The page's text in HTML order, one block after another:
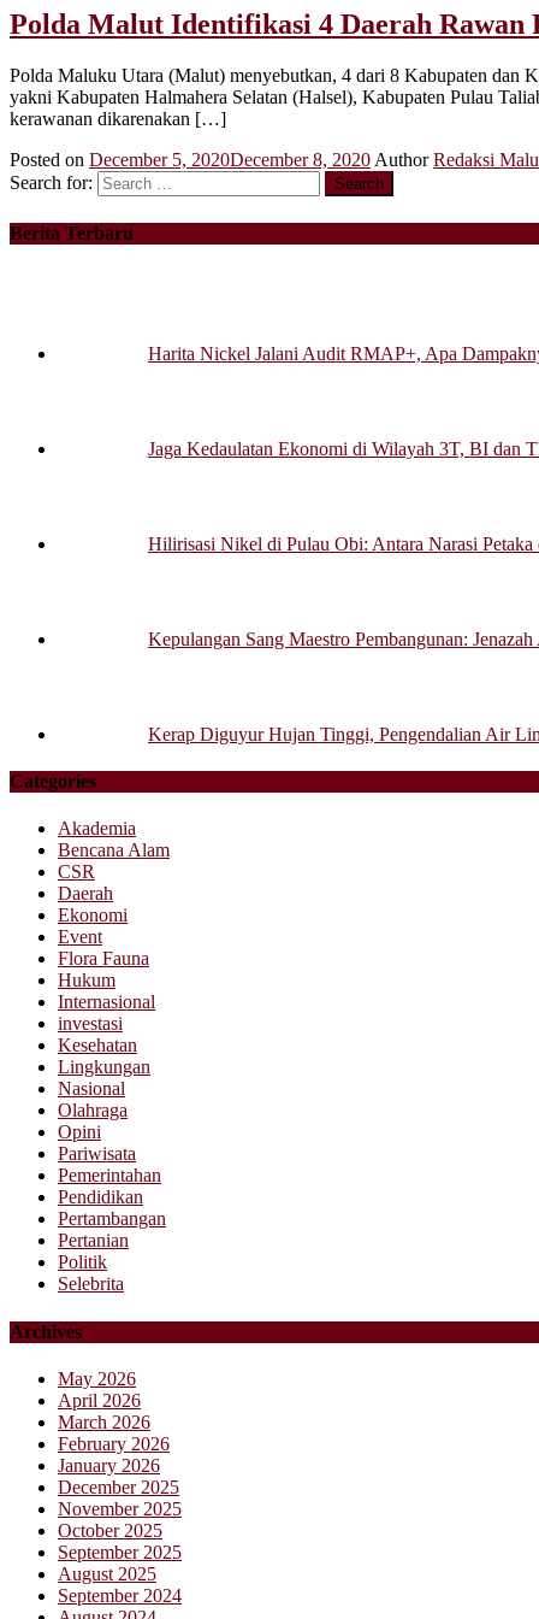
Polda Malut Identifikasi 4 Daerah Rawan
Polda Maluku Utara (Malut) menyebutkan, 4 dari 8 Kabupaten dan
yakni Kabupaten Halmahera Selatan (Halsel), Kabupaten Pulau
kerawanan dikarenakan […]
Posted on December 5, 2020December 8, 2020 Author Redaksi
Search for:
Berita Terbaru
Harita Nickel Jalani Audit RMAP+, Apa
Jaga Kedaulatan Ekonomi di Wilayah 3T, BI dan
Hilirisasi Nikel di Pulau Obi: Antara Narasi Petaka
Kepulangan Sang Maestro Pembangunan:
Kerap Diguyur Hujan Tinggi, Pengendalian Air
Categories
Akademia
Bencana Alam
CSR
Daerah
Ekonomi
Event
Flora Fauna
Hukum
Internasional
investasi
Kesehatan
Lingkungan
Nasional
Olahraga
Opini
Pariwisata
Pemerintahan
Pendidikan
Pertambangan
Pertanian
Politik
Selebrita
Archives
May 2026
April 2026
March 2026
February 2026
January 2026
December 2025
November 2025
October 2025
September 2025
August 2025
September 2024